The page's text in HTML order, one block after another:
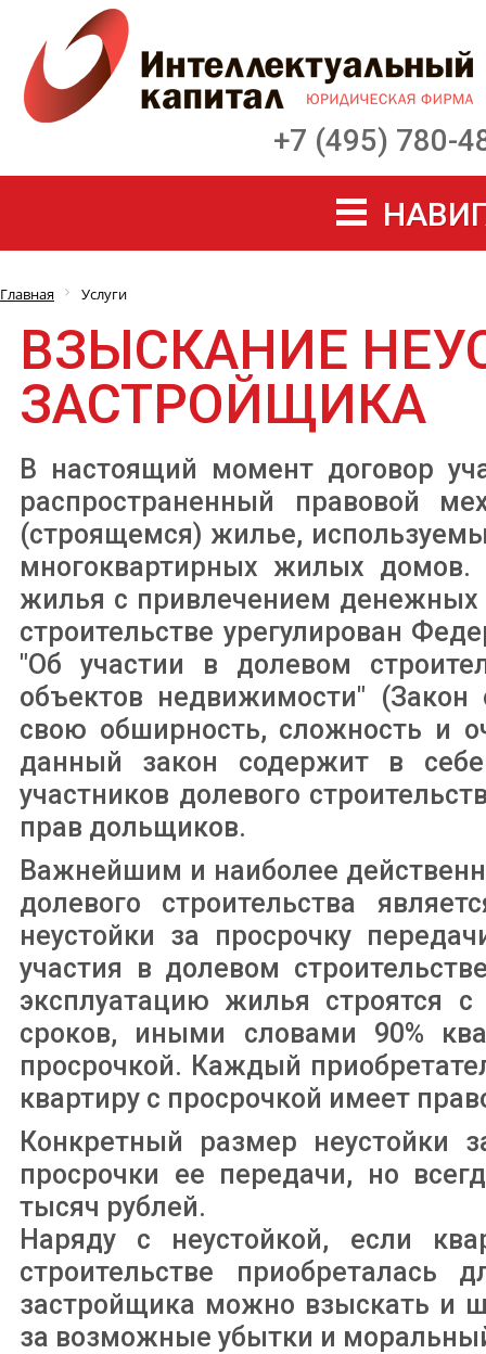
+7 (495) 780-
Главная Услуги
ВЗЫСКАНИЕ
ЗАСТРОЙЩИКА
В настоящий момент договор
распространенный правовой
(строящемся) жилье,
многоквартирных жилых домов.
жилья с привлечением денежных
строительстве урегулирован
"Об участии в долевом
объектов недвижимости"
свою обширность, сложность и
данный закон содержит в
участников долевого
прав дольщиков.
Важнейшим и наиболее
долевого строительства
неустойки за просрочку
участия в долевом
эксплуатацию жилья строятся
сроков, иными словами 90%
просрочкой. Каждый
квартиру с просрочкой имеет
Конкретный размер неустойки
просрочки ее передачи, но
тысяч рублей.
Наряду с неустойкой, если
строительстве приобреталась
застройщика можно взыскать и
за возможные убытки и